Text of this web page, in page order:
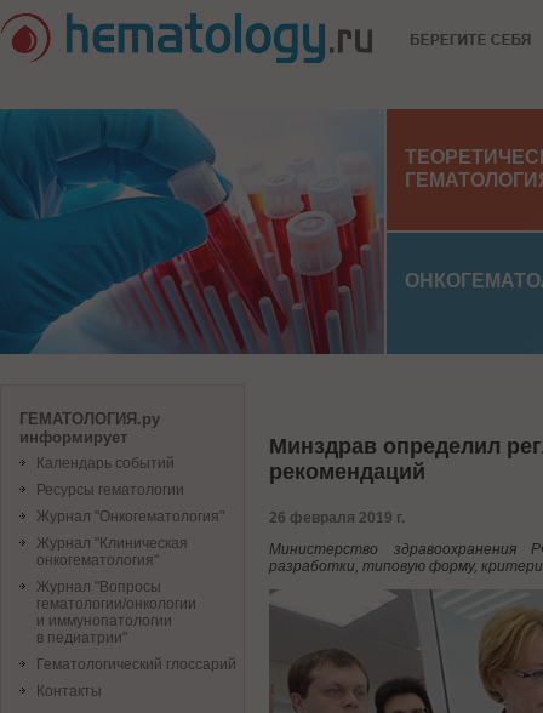
ГЕМАТОЛОГИЯ.ру
информирует
Календарь событий
Ресурсы гематологии
Журнал "Онкогематология"
Журнал "Клиническая
онкогематология"
Журнал "Вопросы
гематологии/онкологии
и иммунопатологии
в педиатрии"
Гематологический глоссарий
Контакты
Минздрав определил
рекомендаций
26 февраля 2019 г.
Министерство здравоохранения
разработки, типовую форму,